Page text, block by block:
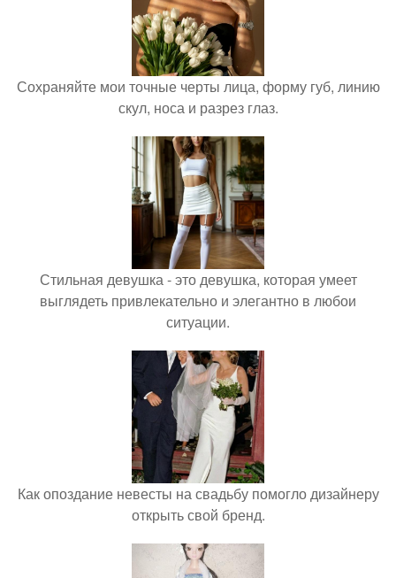
Сохраняйте мои точные черты лица, форму губ, линию
скул, носа и разрез глаз.
Стильная девушка - это девушка, которая умеет
выглядеть привлекательно и элегантно в любои
ситуации.
Как опоздание невесты на свадьбу помогло дизайнеру
открыть свой бренд.